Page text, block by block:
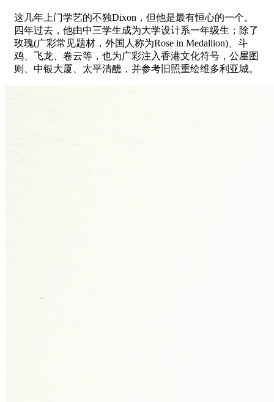
这几年上门学艺的不独Dixon，但他是最有恒心的一个。
四年过去，他由中三学生成为大学设计系一年级生；除了
玫瑰(广彩常见题材，外国人称为Rose in M​​edallion)、斗
鸡、飞龙、卷云等，也为广彩注入香港文化符号，公屋图
则、中银大厦、太平清醮，并参考旧照重绘维多利亚城。